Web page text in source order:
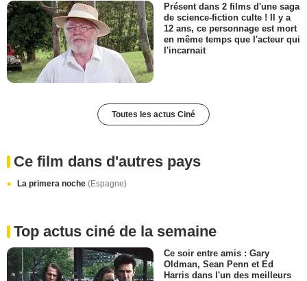
Présent dans 2 films d'une saga
de science-fiction culte ! Il y a
12 ans, ce personnage est mort
en même temps que l'acteur qui
l'incarnait
Toutes les actus Ciné
Ce film dans d'autres pays
La primera noche (Espagne)
Top actus ciné de la semaine
Ce soir entre amis : Gary
Oldman, Sean Penn et Ed
Harris dans l'un des meilleurs